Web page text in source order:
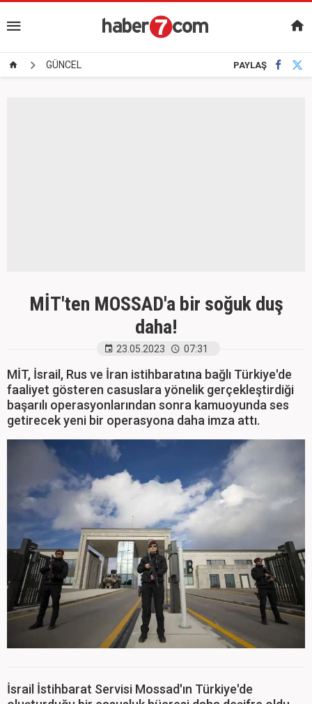
GÜNCEL PAYLAŞ
MİT'ten MOSSAD'a bir soğuk duş
daha!
23.05.2023 07:31
MİT, İsrail, Rus ve İran istihbaratına bağlı Türkiye'de
faaliyet gösteren casuslara yönelik gerçekleştirdiği
başarılı operasyonlarından sonra kamuoyunda ses
getirecek yeni bir operasyona daha imza attı.
İsrail İstihbarat Servisi Mossad'ın Türkiye'de